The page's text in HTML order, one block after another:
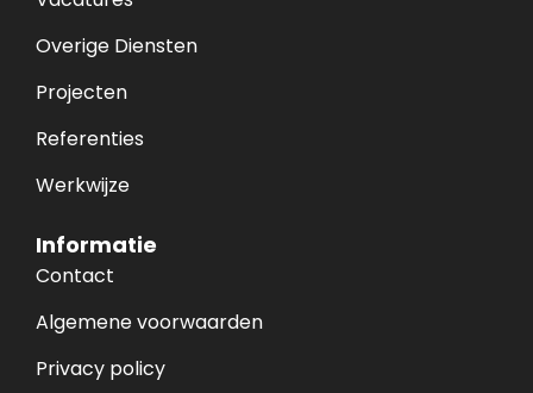
Overige Diensten
Projecten
Referenties
Werkwijze
Informatie
Contact
Algemene voorwaarden
Privacy policy